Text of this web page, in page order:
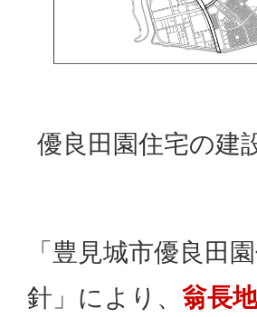
優良田園住宅の建
「豊見城市優良田
針」により、 翁長